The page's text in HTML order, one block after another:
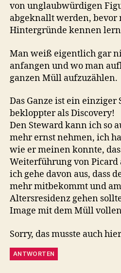
von unglaubwürdigen
abgeknallt werden, bevor
Hintergründe kennen
Man weiß eigentlich gar
anfangen und wo man
ganzen Müll aufzuzählen.
Das Ganze ist ein einziger
bekloppter als Discovery!
Den Steward kann ich so
mehr ernst nehmen, ich
wie er meinen konnte,
Weiterführung von Picard
ich gehe davon aus, dass
mehr mitbekommt und
Altersresidenz gehen
Image mit dem Müll
Sorry, das musste auch
ANTWORTEN